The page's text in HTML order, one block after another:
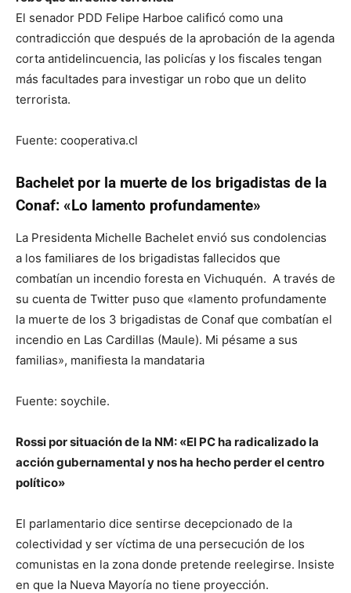
El senador PDD Felipe Harboe calificó como una
contradicción que después de la aprobación de la agenda
corta antidelincuencia, las policías y los fiscales tengan
más facultades para investigar un robo que un delito
terrorista.
Fuente: cooperativa.cl
Bachelet por la muerte de los brigadistas de la
Conaf: «Lo lamento profundamente»
La Presidenta Michelle Bachelet envió sus condolencias
a los familiares de los brigadistas fallecidos que
combatían un incendio foresta en Vichuquén. A través de
su cuenta de Twitter puso que «lamento profundamente
la muerte de los 3 brigadistas de Conaf que combatían el
incendio en Las Cardillas (Maule). Mi pésame a sus
familias», manifiesta la mandataria
Fuente: soychile.
Rossi por situación de la NM: «El PC ha radicalizado la
acción gubernamental y nos ha hecho perder el centro
político»
El parlamentario dice sentirse decepcionado de la
colectividad y ser víctima de una persecución de los
comunistas en la zona donde pretende reelegirse. Insiste
en que la Nueva Mayoría no tiene proyección.